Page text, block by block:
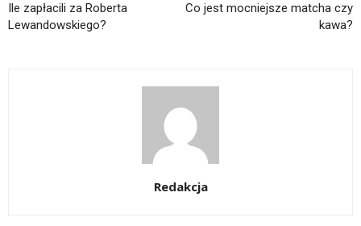
Ile zapłacili za Roberta
Lewandowskiego?
Co jest mocniejsze matcha czy
kawa?
Redakcja